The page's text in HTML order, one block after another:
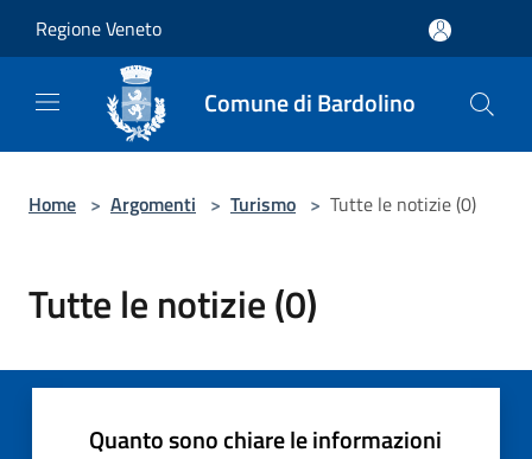
Regione Veneto
Comune di Bardolino
Home > Argomenti > Turismo > Tutte le notizie (0)
Tutte le notizie (0)
Quanto sono chiare le informazioni